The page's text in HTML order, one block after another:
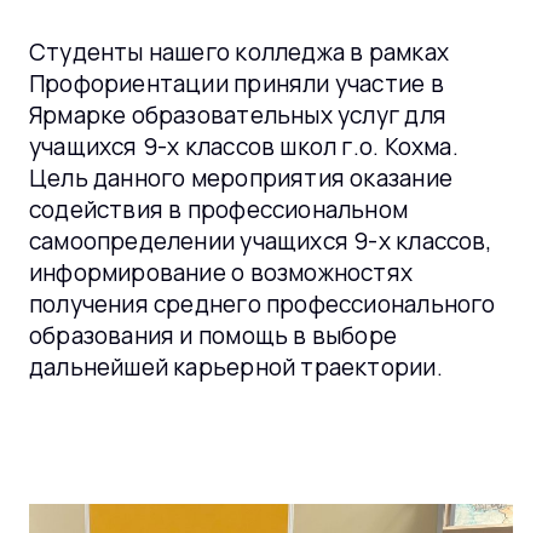
Студенты нашего колледжа в рамках
Профориентации приняли участие в
Ярмарке образовательных услуг для
учащихся 9-х классов школ г.о. Кохма.
Цель данного мероприятия оказание
содействия в профессиональном
самоопределении учащихся 9-х классов,
информирование о возможностях
получения среднего профессионального
образования и помощь в выборе
дальнейшей карьерной траектории.